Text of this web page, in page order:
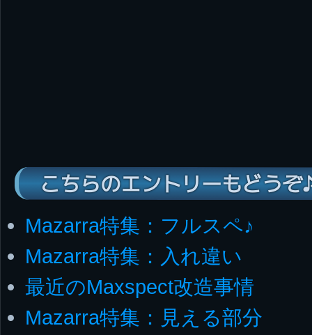
こちらのエントリーもどうぞ
Mazarra特集：フルスペ♪
Mazarra特集：入れ違い
最近のMaxspect改造事情
Mazarra特集：見える部分